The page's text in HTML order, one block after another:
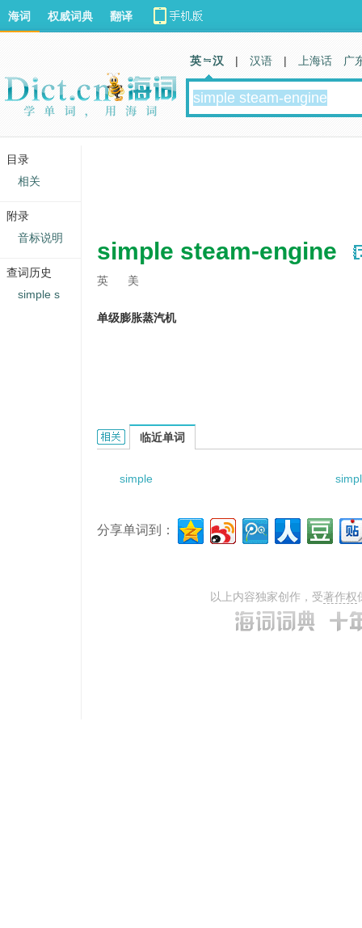
simple steam-engine
英 美
单级膨胀蒸汽机
simple steam-engine的相关资料：
临近单词
simple
分享单词到：
以上内容独家创作，受著作权
海词 权威词典 翻译
英 汉 | 汉语 | 上海话 广
目录
相关
附录
音标说明
查词历史
simple s